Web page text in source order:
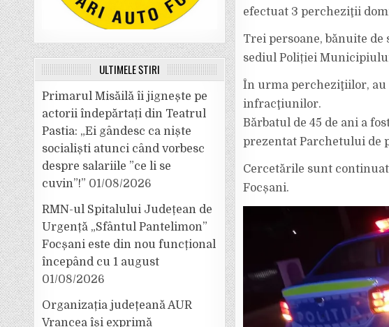
efectuat 3 percheziţii
Trei persoane, bănuite
sediul Poliției
În urma percheziţiilor,
infracţiunilor.
Bărbatul de 45 de ani a
prezentat Parchetului de
Cercetările sunt
Focșani.
ULTIMELE ȘTIRI
Primarul Misăilă îi jignește pe
actorii îndepărtați din Teatrul
Pastia: „Ei gândesc ca niște
socialiști atunci când vorbesc
despre salariile ”ce li se
cuvin”!” 01/08/2026
RMN-ul Spitalului Județean de
Urgență „Sfântul Pantelimon”
Focșani este din nou funcțional
începând cu 1 august
01/08/2026
Organizația județeană AUR
Vrancea își exprimă